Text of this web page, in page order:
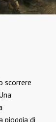
scorrere
pioggia di